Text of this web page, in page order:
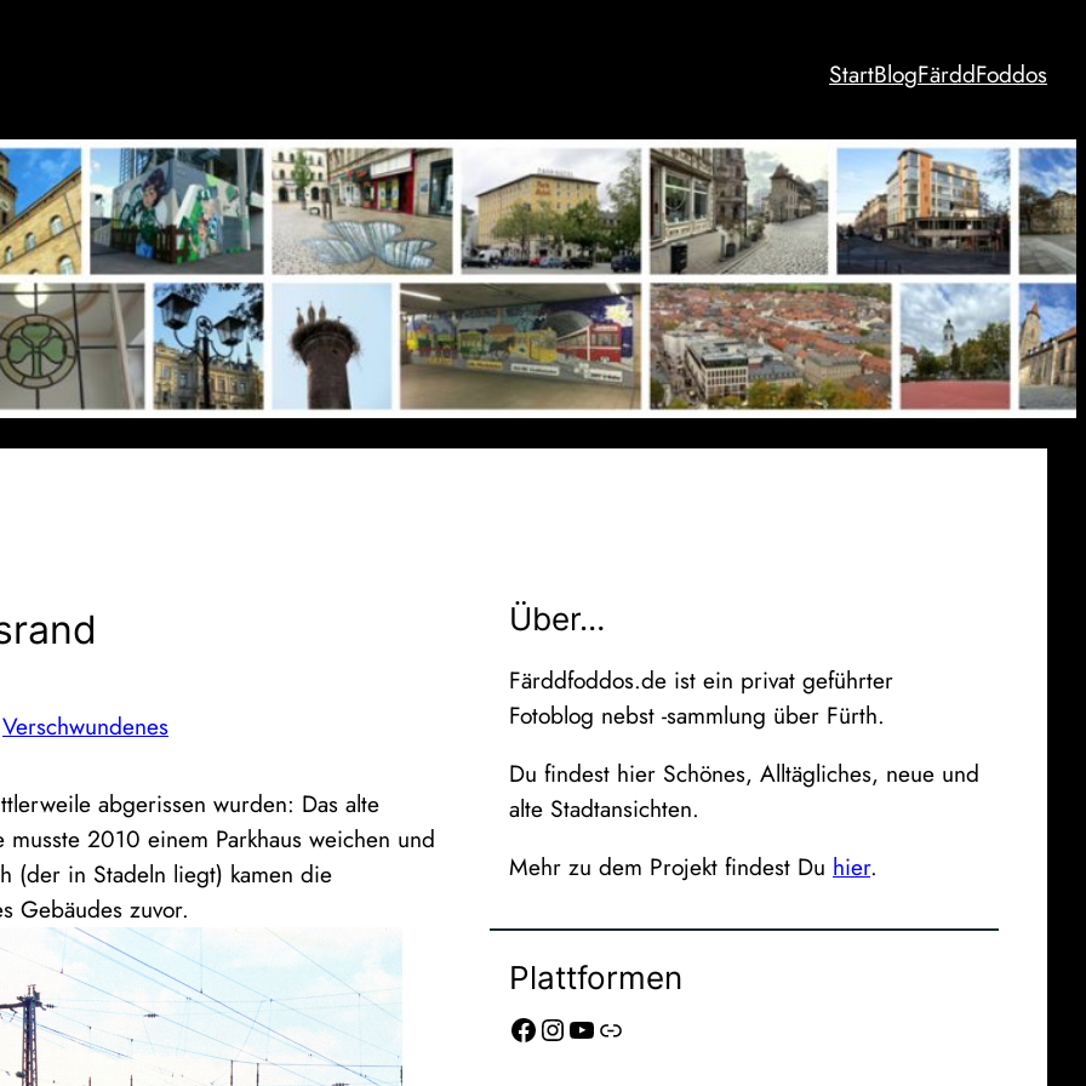
StartBlogFärddFoddos
Verschwundenes
abgerissen wurden: Das alte
2010 einem Parkhaus weichen und
(der in Stadeln liegt) kamen die
Gebäudes zuvor.
Über…
Färddfoddos.de ist ein privat geführter
Fotoblog nebst -sammlung über Fürth.
Du findest hier Schönes, Alltägliches, neue und
alte Stadtansichten.
Mehr zu dem Projekt findest Du hier.
Plattformen
Facebook Instagram YouTube Link